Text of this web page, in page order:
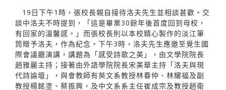
19日下午1時，張校長親自接待洛夫先生並相談甚歡。交
談中洛夫不時提到，「這是畢業30餘年後首度回到母校，
有回家的溫馨感。」而張校長則以本校精心製作的淡江筆
筒贈予洛夫，作為紀念。下午3時，洛夫先生應邀至覺生國
際會議廳演講，講題為「感受詩歌之美」，由文學院院長
趙雅麗主持；接著由外語學院院長宋美華主持「洛夫與現
代詩論壇」，與會教師有英文系教授林春仲、林耀福及副
教授楊銘塗、蔡振興，及中文系系主任崔成宗及教授趙衛